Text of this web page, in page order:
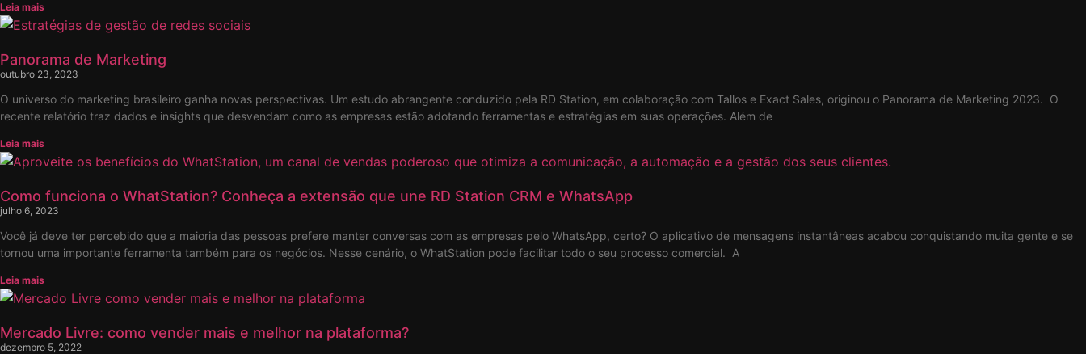
Leia mais
Panorama de Marketing
outubro 23, 2023
O universo do marketing brasileiro ganha novas perspectivas. Um estudo abrangente conduzido pela RD Station, em colaboração com Tallos e Exact Sales, originou o Panorama de Marketing 2023. O
recente relatório traz dados e insights que desvendam como as empresas estão adotando ferramentas e estratégias em suas operações. Além de
Leia mais
Como funciona o WhatStation? Conheça a extensão que une RD Station CRM e WhatsApp
julho 6, 2023
Você já deve ter percebido que a maioria das pessoas prefere manter conversas com as empresas pelo WhatsApp, certo? O aplicativo de mensagens instantâneas acabou conquistando muita gente e se
tornou uma importante ferramenta também para os negócios. Nesse cenário, o WhatStation pode facilitar todo o seu processo comercial. A
Leia mais
Mercado Livre: como vender mais e melhor na plataforma?
dezembro 5, 2022